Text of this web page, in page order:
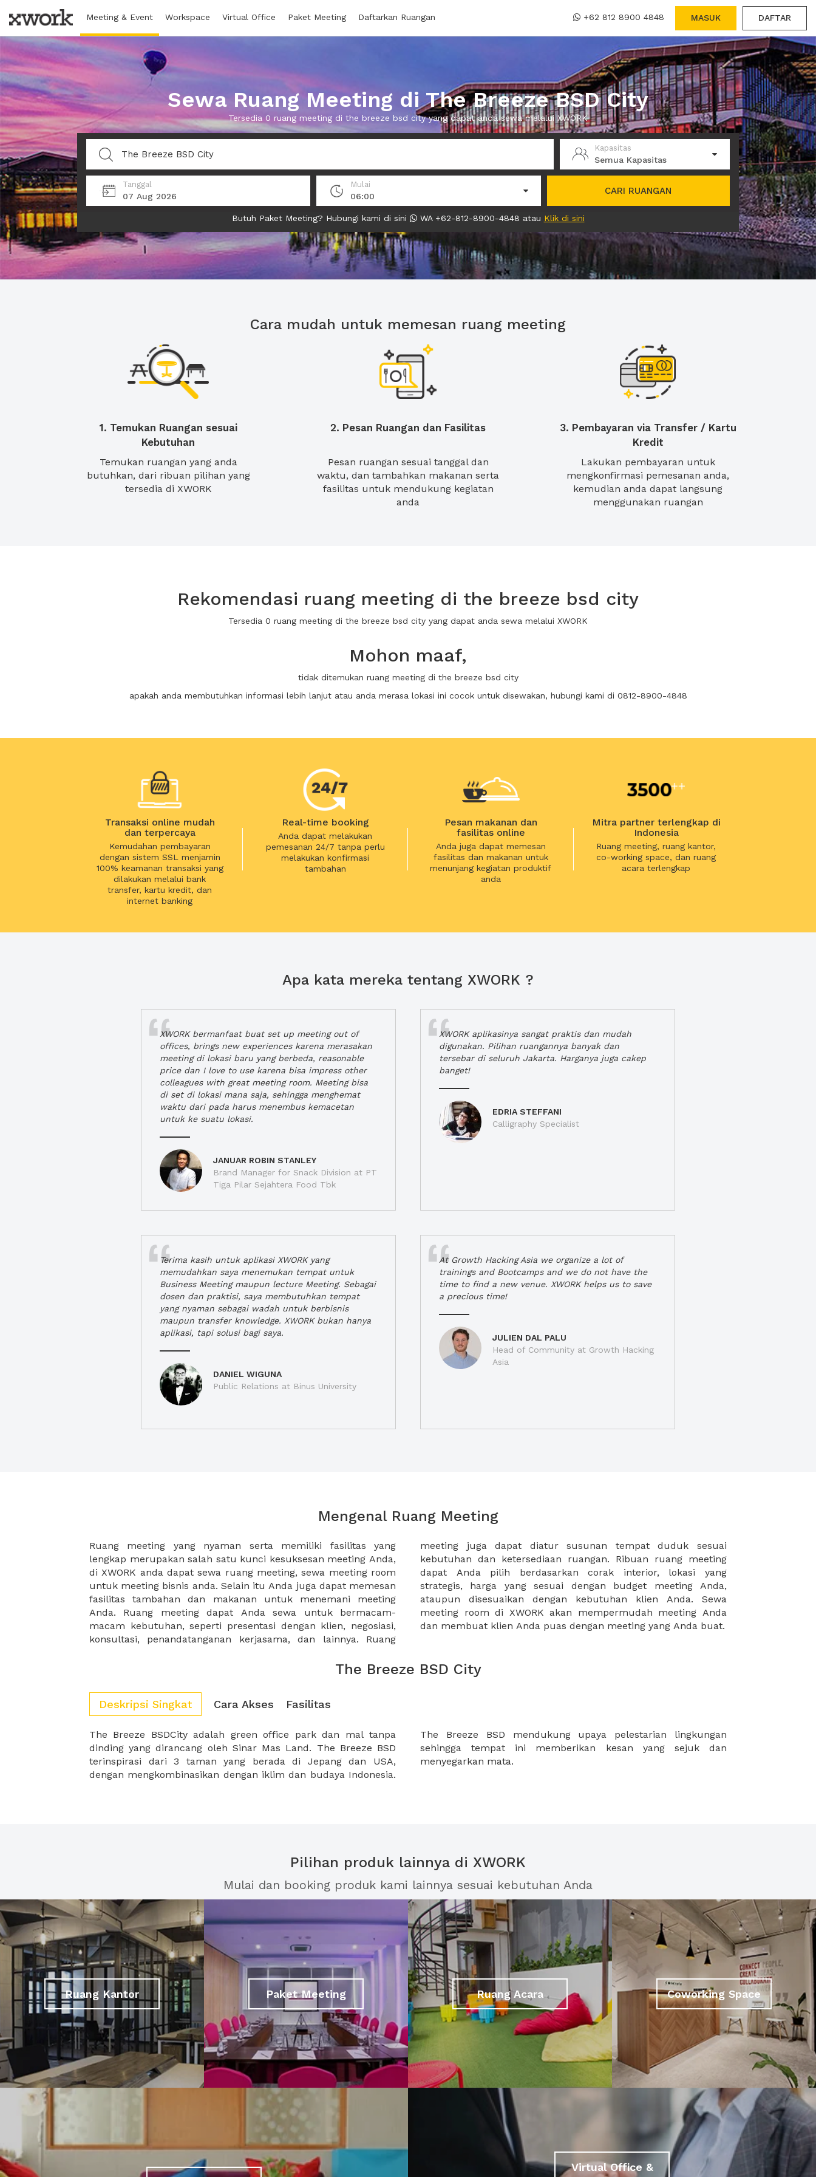
Meeting & Event Workspace Virtual Office Paket Meeting Daftarkan Ruangan +62 812 8900 4848 MASUK DAFTAR
Sewa Ruang Meeting di The Breeze BSD City
Tersedia 0 ruang meeting di the breeze bsd city yang dapat anda sewa melalui XWORK
Kapasitas
Semua Kapasitas
Tanggal
07 Aug 2026
Mulai
06:00
CARI RUANGAN
Butuh Paket Meeting? Hubungi kami di sini WA +62-812-8900-4848 atau Klik di sini
Cara mudah untuk memesan ruang meeting
1. Temukan Ruangan sesuai
Kebutuhan
Temukan ruangan yang anda
butuhkan, dari ribuan pilihan yang
tersedia di XWORK
2. Pesan Ruangan dan Fasilitas
Pesan ruangan sesuai tanggal dan
waktu, dan tambahkan makanan serta
fasilitas untuk mendukung kegiatan
anda
3. Pembayaran via Transfer / Kartu
Kredit
Lakukan pembayaran untuk
mengkonfirmasi pemesanan anda,
kemudian anda dapat langsung
menggunakan ruangan
Rekomendasi ruang meeting di the breeze bsd city
Tersedia 0 ruang meeting di the breeze bsd city yang dapat anda sewa melalui XWORK
Mohon maaf,
tidak ditemukan ruang meeting di the breeze bsd city
apakah anda membutuhkan informasi lebih lanjut atau anda merasa lokasi ini cocok untuk disewakan, hubungi kami di 0812-8900-4848
Transaksi online mudah
dan terpercaya
Kemudahan pembayaran
dengan sistem SSL menjamin
100% keamanan transaksi yang
dilakukan melalui bank
transfer, kartu kredit, dan
internet banking
Real-time booking
Anda dapat melakukan
pemesanan 24/7 tanpa perlu
melakukan konfirmasi
tambahan
Pesan makanan dan
fasilitas online
Anda juga dapat memesan
fasilitas dan makanan untuk
menunjang kegiatan produktif
anda
Mitra partner terlengkap di
Indonesia
Ruang meeting, ruang kantor,
co-working space, dan ruang
acara terlengkap
Apa kata mereka tentang XWORK ?
XWORK bermanfaat buat set up meeting out of
offices, brings new experiences karena merasakan
meeting di lokasi baru yang berbeda, reasonable
price dan I love to use karena bisa impress other
colleagues with great meeting room. Meeting bisa
di set di lokasi mana saja, sehingga menghemat
waktu dari pada harus menembus kemacetan
untuk ke suatu lokasi.
JANUAR ROBIN STANLEY
Brand Manager for Snack Division at PT
Tiga Pilar Sejahtera Food Tbk
XWORK aplikasinya sangat praktis dan mudah
digunakan. Pilihan ruangannya banyak dan
tersebar di seluruh Jakarta. Harganya juga cakep
banget!
EDRIA STEFFANI
Calligraphy Specialist
Terima kasih untuk aplikasi XWORK yang
memudahkan saya menemukan tempat untuk
Business Meeting maupun lecture Meeting. Sebagai
dosen dan praktisi, saya membutuhkan tempat
yang nyaman sebagai wadah untuk berbisnis
maupun transfer knowledge. XWORK bukan hanya
aplikasi, tapi solusi bagi saya.
DANIEL WIGUNA
Public Relations at Binus University
At Growth Hacking Asia we organize a lot of
trainings and Bootcamps and we do not have the
time to find a new venue. XWORK helps us to save
a precious time!
JULIEN DAL PALU
Head of Community at Growth Hacking
Asia
Mengenal Ruang Meeting
Ruang meeting yang nyaman serta memiliki fasilitas yang
lengkap merupakan salah satu kunci kesuksesan meeting Anda,
di XWORK anda dapat sewa ruang meeting, sewa meeting room
untuk meeting bisnis anda. Selain itu Anda juga dapat memesan
fasilitas tambahan dan makanan untuk menemani meeting
Anda. Ruang meeting dapat Anda sewa untuk bermacam-
macam kebutuhan, seperti presentasi dengan klien, negosiasi,
konsultasi, penandatanganan kerjasama, dan lainnya. Ruang
meeting juga dapat diatur susunan tempat duduk sesuai
kebutuhan dan ketersediaan ruangan. Ribuan ruang meeting
dapat Anda pilih berdasarkan corak interior, lokasi yang
strategis, harga yang sesuai dengan budget meeting Anda,
ataupun disesuaikan dengan kebutuhan klien Anda. Sewa
meeting room di XWORK akan mempermudah meeting Anda
dan membuat klien Anda puas dengan meeting yang Anda buat.
The Breeze BSD City
Deskripsi Singkat Cara Akses Fasilitas
The Breeze BSDCity adalah green office park dan mal tanpa
dinding yang dirancang oleh Sinar Mas Land. The Breeze BSD
terinspirasi dari 3 taman yang berada di Jepang dan USA,
dengan mengkombinasikan dengan iklim dan budaya Indonesia.
The Breeze BSD mendukung upaya pelestarian lingkungan
sehingga tempat ini memberikan kesan yang sejuk dan
menyegarkan mata.
Pilihan produk lainnya di XWORK
Mulai dan booking produk kami lainnya sesuai kebutuhan Anda
Ruang Kantor Paket Meeting Ruang Acara Coworking Space
Virtual Office &